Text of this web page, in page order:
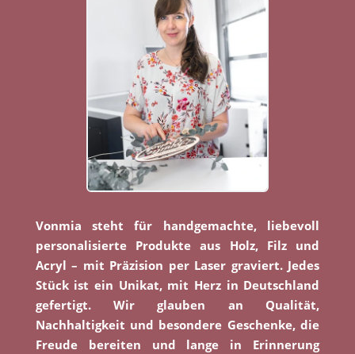
Vonmia steht für handgemachte, liebevoll
personalisierte Produkte aus Holz, Filz und
Acryl – mit Präzision per Laser graviert. Jedes
Stück ist ein Unikat, mit Herz in Deutschland
gefertigt. Wir glauben an Qualität,
Nachhaltigkeit und besondere Geschenke, die
Freude bereiten und lange in Erinnerung